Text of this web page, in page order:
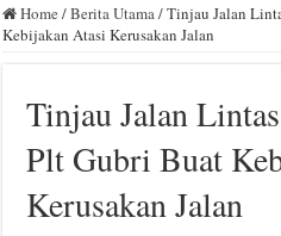
Home /Berita Utama/Tinjau Jalan
Kebijakan Atasi Kerusakan Jalan
Tinjau Jalan
Plt Gubri Buat
Kerusakan Jalan